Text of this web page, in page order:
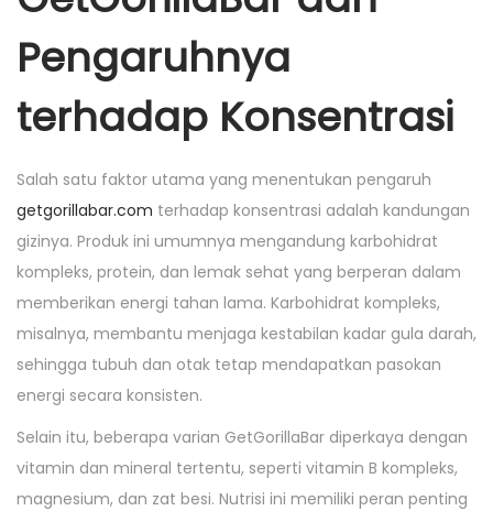
Pengaruhnya
terhadap Konsentrasi
Salah satu faktor utama yang menentukan pengaruh
getgorillabar.com terhadap konsentrasi adalah kandungan
gizinya. Produk ini umumnya mengandung karbohidrat
kompleks, protein, dan lemak sehat yang berperan dalam
memberikan energi tahan lama. Karbohidrat kompleks,
misalnya, membantu menjaga kestabilan kadar gula darah,
sehingga tubuh dan otak tetap mendapatkan pasokan
energi secara konsisten.
Selain itu, beberapa varian GetGorillaBar diperkaya dengan
vitamin dan mineral tertentu, seperti vitamin B kompleks,
magnesium, dan zat besi. Nutrisi ini memiliki peran penting